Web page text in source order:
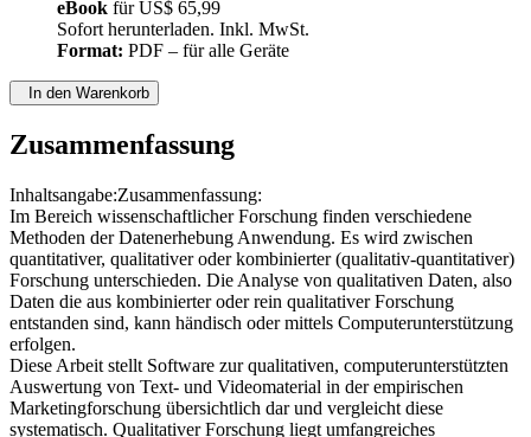
eBookfürUS$ 65,99
Sofort herunterladen. Inkl. MwSt.
Zusammenfassung
Inhaltsangabe:Zusammenfassung:
Im Bereich wissenschaftlicher Forschung finden verschiedene
Methoden der Datenerhebung Anwendung. Es wird zwischen
quantitativer, qualitativer oder kombinierter (qualitativ-quantitativer)
Forschung unterschieden. Die Analyse von qualitativen Daten, also
Daten die aus kombinierter oder rein qualitativer Forschung
entstanden sind, kann händisch oder mittels Computerunterstützung
erfolgen.
Diese Arbeit stellt Software zur qualitativen, computerunterstützten
Auswertung von Text- und Videomaterial in der empirischen
Marketingforschung übersichtlich dar und vergleicht diese